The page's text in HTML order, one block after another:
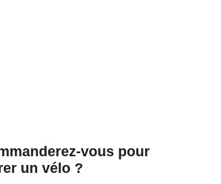
vous pour
un vélo ?